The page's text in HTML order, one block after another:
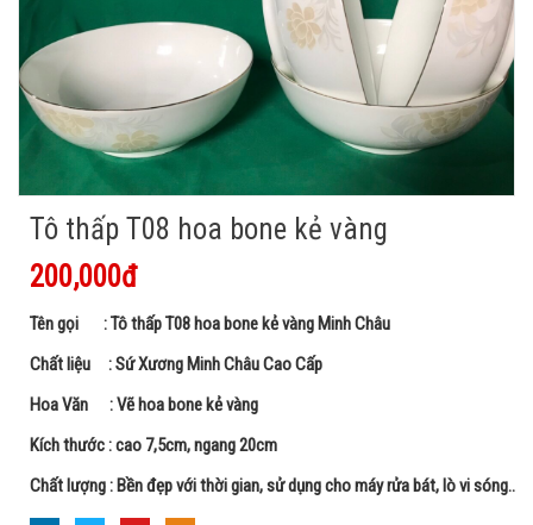
Tô thấp T08 hoa bone kẻ vàng
200,000đ
Tên gọi : Tô thấp T08 hoa bone kẻ vàng Minh Châu
Chất liệu : Sứ Xương Minh Châu Cao Cấp
Hoa Văn : Vẽ hoa bone kẻ vàng
Kích thước : cao 7,5cm, ngang 20cm
Chất lượng : Bền đẹp với thời gian, sử dụng cho máy rửa bát, lò vi sóng..